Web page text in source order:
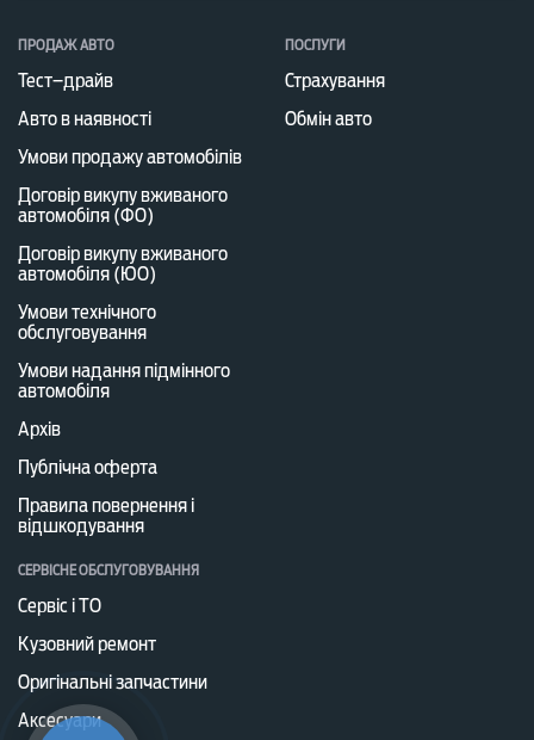
ПРОДАЖ АВТО
Тест–драйв
Авто в наявності
Умови продажу автомобілів
Договір викупу вживаного
автомобіля (ФО)
Договір викупу вживаного
автомобіля (ЮО)
Умови технічного
обслуговування
Умови надання підмінного
автомобіля
Архів
Публічна оферта
Правила повернення і
відшкодування
ПОСЛУГИ
Страхування
Обмін авто
СЕРВІСНЕ ОБСЛУГОВУВАННЯ
Сервіс і ТО
Кузовний ремонт
Оригінальні запчастини
Аксесуари